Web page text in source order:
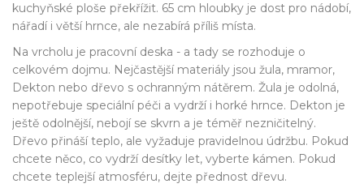
kuchyňské ploše překřížit. 65 cm hloubky je dost pro nádobí,
nářadí i větší hrnce, ale nezabírá příliš místa.
Na vrcholu je pracovní deska - a tady se rozhoduje o
celkovém dojmu. Nejčastější materiály jsou žula, mramor,
Dekton nebo dřevo s ochranným nátěrem. Žula je odolná,
nepotřebuje speciální péči a vydrží i horké hrnce. Dekton je
ještě odolnější, nebojí se skvrn a je téměř nezničitelný.
Dřevo přináší teplo, ale vyžaduje pravidelnou údržbu. Pokud
chcete něco, co vydrží desítky let, vyberte kámen. Pokud
chcete teplejší atmosféru, dejte přednost dřevu.